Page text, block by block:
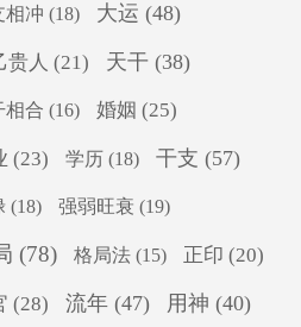
相冲 (18) 大运 (48)
贵人 (21) 天干 (38)
相合 (16) 婚姻 (25)
(23) 学历 (18) 干支 (57)
(18) 强弱旺衰 (19)
(78) 格局法 (15) 正印 (20)
(28) 流年 (47) 用神 (40)